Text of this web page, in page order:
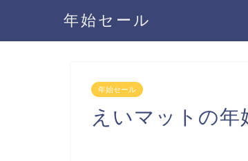
年始セール
年始セール
えいマットの